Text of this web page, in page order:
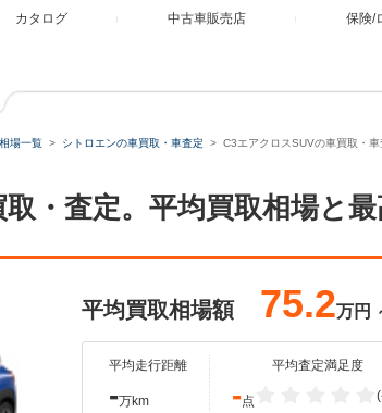
カタログ 中古車販売店 保険/
場一覧 シトロエンの車買取・車査定 C3エアクロスSUVの車買取・車
・査定。平均買取相場と
平均買取相場額 75.2万円
平均走行距離
-万km
平均査定満足度
-点